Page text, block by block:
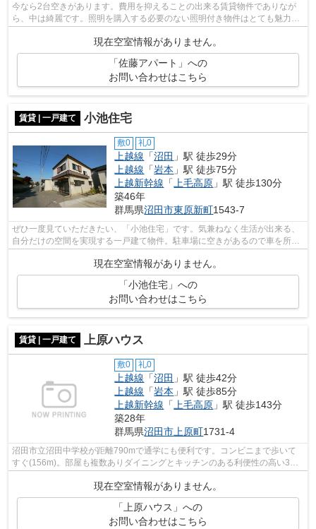
今なら2台空きがあります。費用を抑えることの出来る賃貸物件でありなが
ら、中は綺麗です。照明を購入する必要のない照明付き物件はとても魅力的
現在空室情報がありません。
「佐藤アパート」への
お問い合わせはこちら
賃貸 | 一戸建て 小池住宅
敷0 礼0
上越線 「沼田 」駅 徒歩29分
上越線 「岩本 」駅 徒歩75分
上越新幹線 「 上毛高原 」駅 徒歩130分
築46年
群馬県沼田市東原新町1543-7
ぜひ一度見ていただきたい、「小池住宅」です。気兼ねなく生活が出来る、
自分だけの空間を実現する一戸建て物件。駐車場に空きがあるので車を所有
している方も安心です。新しい生活に...
現在空室情報がありません。
「小池住宅」への
お問い合わせはこちら
賃貸 | 一戸建て 上原ハウス
敷0 礼0
上越線 「沼田 」駅 徒歩42分
上越線 「岩本 」駅 徒歩85分
上越新幹線 「 上毛高原 」駅 徒歩143分
築28年
群馬県沼田市 上原町1731-4
沼田市立沼田中学校が距離790mで通学にも便利です。コンビニまで歩いて
すぐ(156m)。部屋も複数ありダイニングとキッチンのある利便性の高い3DK
現在空室情報がありません。
「上原ハウス」への
お問い合わせはこちら